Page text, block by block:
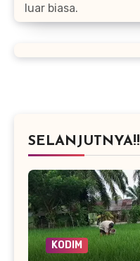
luar biasa.
SELANJUTNYA!!
KODIM